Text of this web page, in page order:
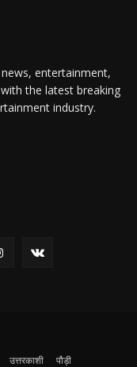
entertainment,
the latest breaking
industry.
उत्तरकाशी पौड़ी